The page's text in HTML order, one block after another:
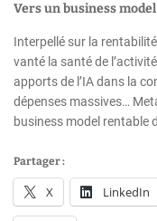
Vers un business
Interpellé sur la
vanté la santé de
apports de l’IA dans la
dépenses massives…
business model rentable
Partager :
X LinkedIn